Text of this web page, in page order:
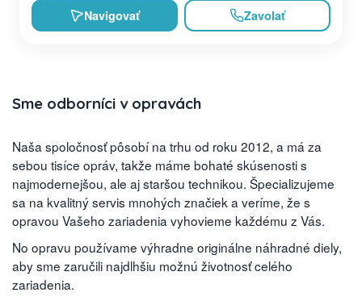
Navigovať Zavolať
Sme odborníci v opravách
Naša spoločnosť pôsobí na trhu od roku 2012, a má za
sebou tisíce opráv, takže máme bohaté skúsenosti s
najmodernejšou, ale aj staršou technikou. Špecializujeme
sa na kvalitný servis mnohých značiek a veríme, že s
opravou Vašeho zariadenia vyhovieme každému z Vás.
No opravu používame výhradne originálne náhradné diely,
aby sme zaručili najdlhšiu možnú životnosť celého
zariadenia.